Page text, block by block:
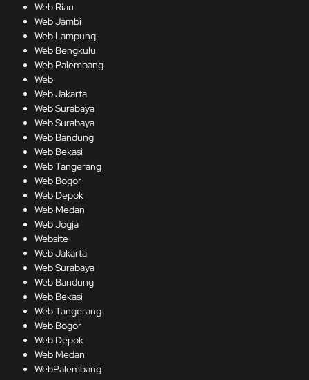
Web Riau
Web Jambi
Web Lampung
Web Bengkulu
Web Palembang
Web
Web Jakarta
Web Surabaya
Web Surabaya
Web Bandung
Web Bekasi
Web Tangerang
Web Bogor
Web Depok
Web Medan
Web Jogja
Website
Web Jakarta
Web Surabaya
Web Bandung
Web Bekasi
Web Tangerang
Web Bogor
Web Depok
Web Medan
WebPalembang